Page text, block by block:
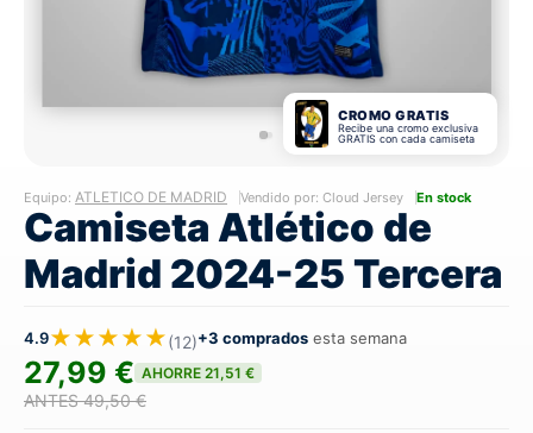
CROMO GRATIS
Recibe una cromo exclusiva
GRATIS con cada camiseta
Equipo: ATLETICO DE MADRID Vendido por: Cloud Jersey En stock
Camiseta Atlético de
Madrid 2024-25 Tercera
4.9★★★★★(12)+3 comprados esta semana
27,99 € AHORRE 21,51 €
ANTES 49,50 €